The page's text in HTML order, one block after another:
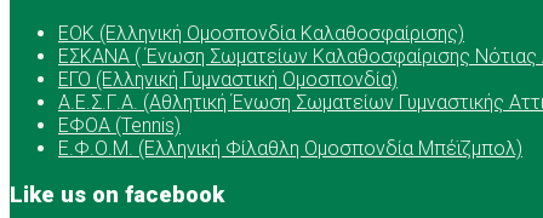
ΕOK (Ελληνική Ομοσπονδία Καλαθοσφαίρισης)
ΕΣΚΑΝΑ ( Ένωση Σωματείων Καλαθοσφαίρισης Νότιας
ΕΓΟ (Ελληνική Γυμναστική Ομοσπονδία)
Α.Ε.Σ.Γ.Α. (Αθλητική Ένωση Σωματείων Γυμναστικής
ΕΦΟΑ (Tennis)
Ε.Φ.Ο.Μ. (Ελληνική Φίλαθλη Ομοσπονδία Μπέϊζμπολ)
Like us on facebook